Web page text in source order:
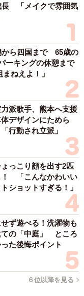
長 「メイクで雰囲気
から四国まで 65歳の
ーキングの休憩まで
ねえよ！」
派歌手、熊本へ支援
デザインにためら
行動され立派」
っこり顔を出す2匹
「こんなかわいい
ショットすぎる！」
ず遊べる！洗濯物も
ての「中庭」 ところ
た後悔ポイント
６位以降を見る